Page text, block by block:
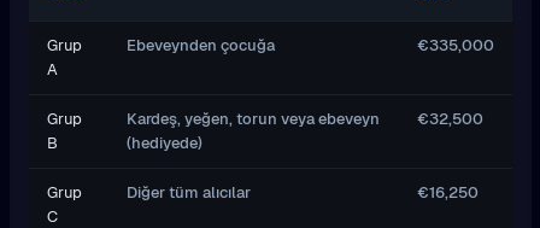
Grup
A
Ebeveynden çocuğa €335,000
Grup
B
Kardeş, yeğen, torun veya ebeveyn
(hediyede)
€32,500
Grup
C
Diğer tüm alıcılar €16,250